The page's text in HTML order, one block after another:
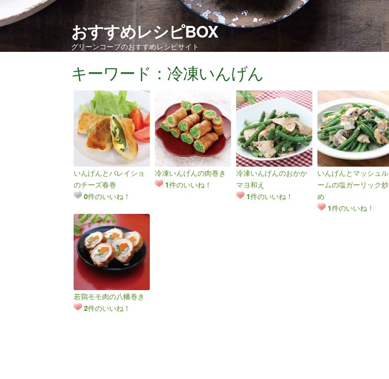
おすすめレシピBOX
グリーンコープのおすすめレシピサイト
キーワード：冷凍いんげん
いんげんとバレイショ
のチーズ春巻
0件のいいね！
冷凍いんげんの肉巻き
1件のいいね！
冷凍いんげんのおかか
マヨ和え
1件のいいね！
いんげんとマッシュル
ームの塩ガーリック炒
め
1件のいいね！
若鶏モモ肉の八幡巻き
2件のいいね！